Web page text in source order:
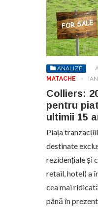
ANALIZE
MATACHE
-
Colliers:
pentru
ultimii 15
Piața
destinate
rezidențiale și
retail, hotel) a
cea mai
până în